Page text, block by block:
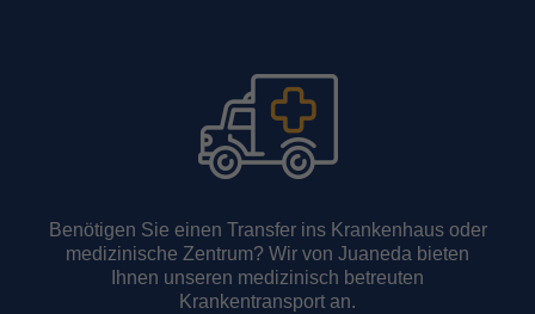
Benötigen Sie einen Transfer ins Krankenhaus oder
medizinische Zentrum? Wir von Juaneda bieten
Ihnen unseren medizinisch betreuten
Krankentransport an.